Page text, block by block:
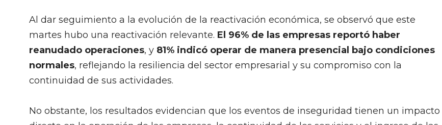
Al dar seguimiento a la evolución de la reactivación económica, se observó que este
martes hubo una reactivación relevante. El 96% de las empresas reportó haber
reanudado operaciones, y 81% indicó operar de manera presencial bajo condiciones
normales, reflejando la resiliencia del sector empresarial y su compromiso con la
continuidad de sus actividades.
No obstante, los resultados evidencian que los eventos de inseguridad tienen un impacto